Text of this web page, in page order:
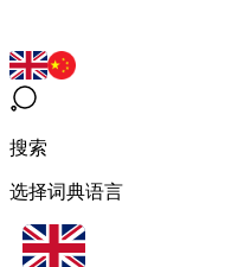
搜索
选择词典语言